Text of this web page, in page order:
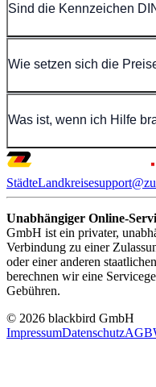
Sind die Kennzeichen
Wie setzen sich die
Was ist, wenn ich Hilfe
StädteLandkreise
Unabhängiger Online-
GmbH ist ein privater,
Verbindung zu einer
oder einer anderen
berechnen wir eine
Gebühren.
© 2026 blackbird GmbH
ImpressumDatenschutzAGB